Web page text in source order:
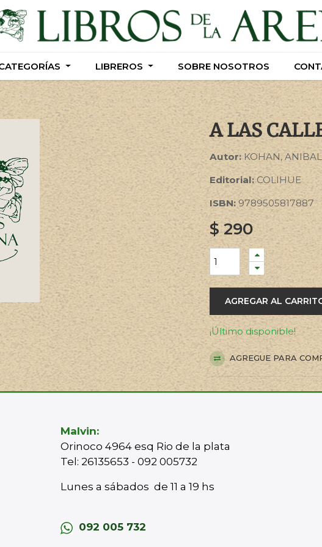
LIBREROS SOBRE NOSOTROS
LIBREROS SOBRE NOSOTROS
A LAS
Autor: KOHAN, ANIBAL
Editorial:COLIHUE
ISBN: 9789505817887
$290
AGREGAR AL
¡Último disponible!
AGREGUE PARA
Malvin:
Orinoco 4964 esq Rio de la plata
Tel: 26135653 - 092 005732
Lunes a sábados de 11 a 19 hs
092 005 732